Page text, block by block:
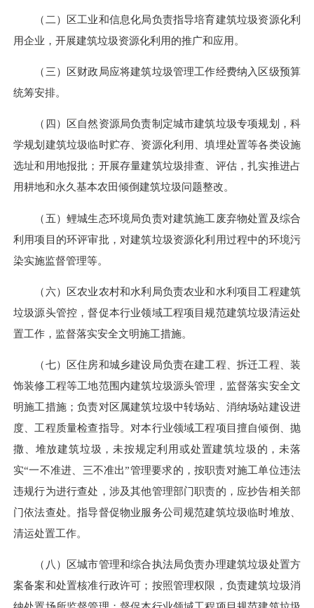
（二）区工业和信息化局负责指导培育建筑垃圾资源化利
用企业，开展建筑垃圾资源化利用的推广和应用。
（三）区财政局应将建筑垃圾管理工作经费纳入区级预算
统筹安排。
（四）区自然资源局负责制定城市建筑垃圾专项规划，科
学规划建筑垃圾临时贮存、资源化利用、填埋处置等各类设施
选址和用地报批；开展存量建筑垃圾排查、评估，扎实推进占
用耕地和永久基本农田倾倒建筑垃圾问题整改。
（五）鲤城生态环境局负责对建筑施工废弃物处置及综合
利用项目的环评审批，对建筑垃圾资源化利用过程中的环境污
染实施监督管理等。
（六）区农业农村和水利局负责农业和水利项目工程建筑
垃圾源头管控，督促本行业领域工程项目规范建筑垃圾清运处
置工作，监督落实安全文明施工措施。
（七）区住房和城乡建设局负责在建工程、拆迁工程、装
饰装修工程等工地范围内建筑垃圾源头管理，监督落实安全文
明施工措施；负责对区属建筑垃圾中转场站、消纳场站建设进
度、工程质量检查指导。对本行业领域工程项目擅自倾倒、抛
撒、堆放建筑垃圾，未按规定利用或处置建筑垃圾的，未落
实“一不准进、三不准出”管理要求的，按职责对施工单位违法
违规行为进行查处，涉及其他管理部门职责的，应抄告相关部
门依法查处。指导督促物业服务公司规范建筑垃圾临时堆放、
清运处置工作。
（八）区城市管理和综合执法局负责办理建筑垃圾处置方
案备案和处置核准行政许可；按照管理权限，负责建筑垃圾消